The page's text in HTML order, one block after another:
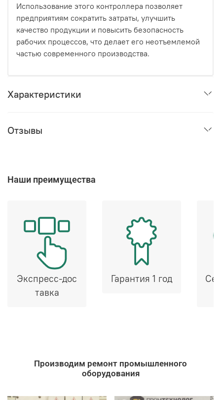
Использование этого контроллера позволяет
предприятиям сократить затраты, улучшить
качество продукции и повысить безопасность
рабочих процессов, что делает его неотъемлемой
частью современного производства.
Характеристики
Отзывы
Наши преимущества
Экспресс-дос
тавка
Гарантия 1 год
Производим ремонт промышленного
оборудования